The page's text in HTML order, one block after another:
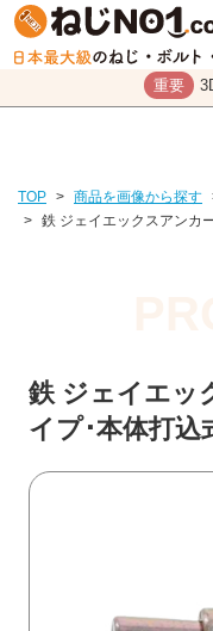
重要
TOP > 商品を画像から探す
> 鉄 ジェイエックスアンカ
鉄 ジェイエッ
イプ･本体打込